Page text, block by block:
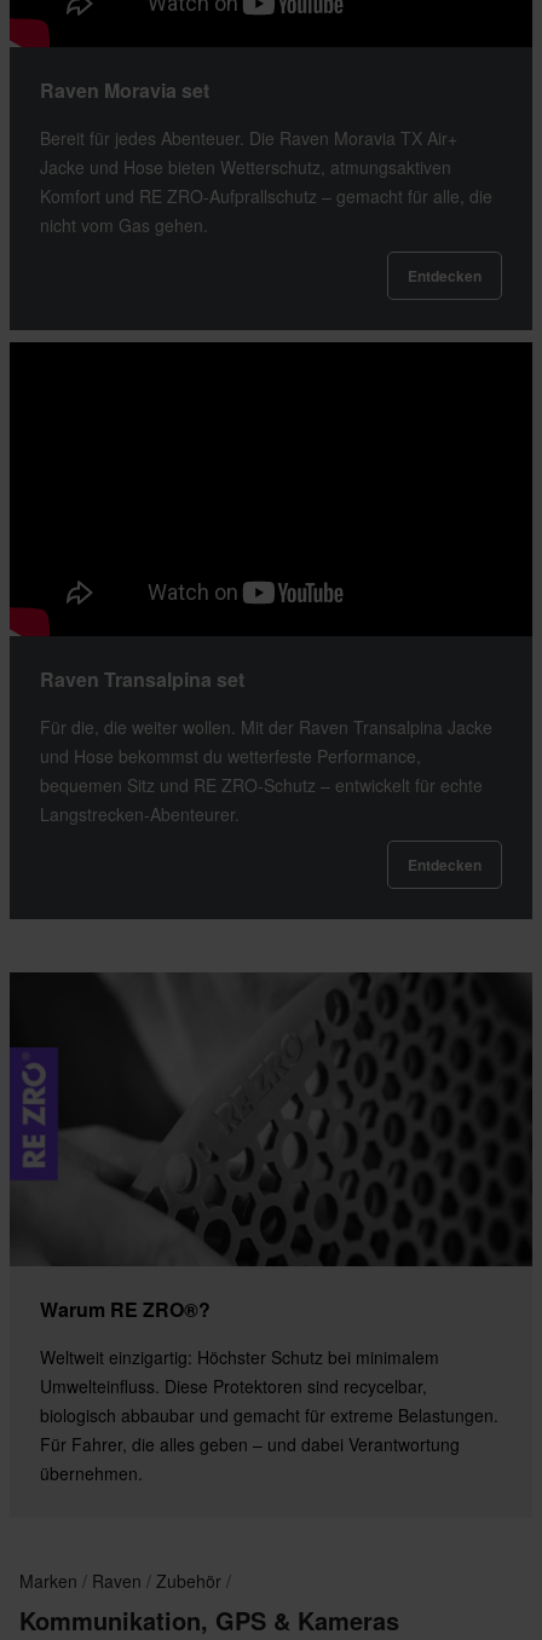
Raven Moravia set
Bereit für jedes Abenteuer. Die Raven Moravia TX Air+
Jacke und Hose bieten Wetterschutz, atmungsaktiven
Komfort und RE ZRO-Aufprallschutz – gemacht für alle, die
nicht vom Gas gehen.
Entdecken
Raven Transalpina set
Für die, die weiter wollen. Mit der Raven Transalpina Jacke
und Hose bekommst du wetterfeste Performance,
bequemen Sitz und RE ZRO-Schutz – entwickelt für echte
Langstrecken-Abenteurer.
Entdecken
Warum RE ZRO®?
Weltweit einzigartig: Höchster Schutz bei minimalem
Umwelteinfluss. Diese Protektoren sind recycelbar,
biologisch abbaubar und gemacht für extreme Belastungen.
Für Fahrer, die alles geben – und dabei Verantwortung
übernehmen.
Marken Raven Zubehör
Kommunikation, GPS & Kameras